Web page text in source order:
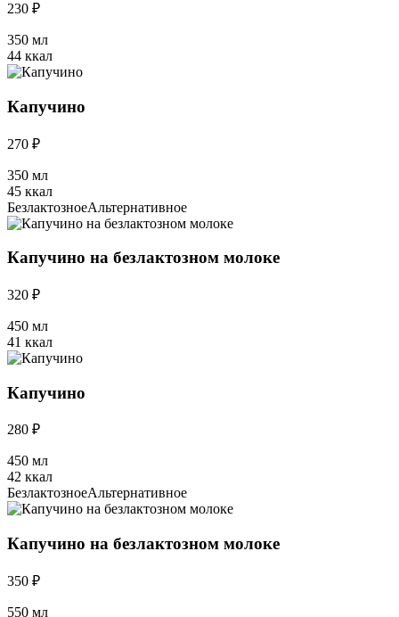
230 ₽
350 мл
44 ккал
Капучино
270 ₽
350 мл
45 ккал
БезлактозноеАльтернативное
Капучино на безлактозном молоке
320 ₽
450 мл
41 ккал
Капучино
280 ₽
450 мл
42 ккал
БезлактозноеАльтернативное
Капучино на безлактозном молоке
350 ₽
550 мл